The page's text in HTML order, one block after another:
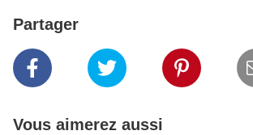
Partager
Vous aimerez aussi